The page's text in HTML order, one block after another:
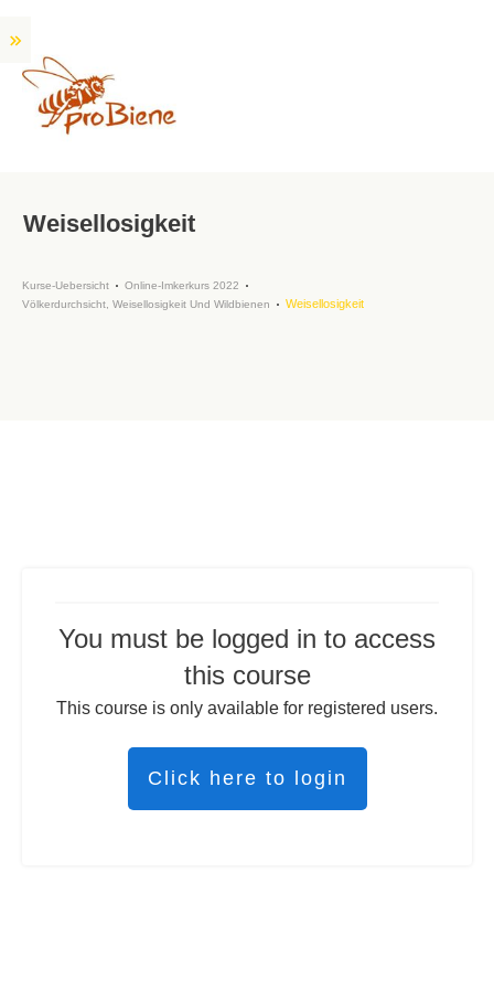
Weisellosigkeit
Kurse-Uebersicht
Online-Imkerkurs 2022
Völkerdurchsicht, Weisellosigkeit Und Wildbienen
Weisellosigkeit
You must be logged in to access
this course
This course is only available for registered users.
Click here to login